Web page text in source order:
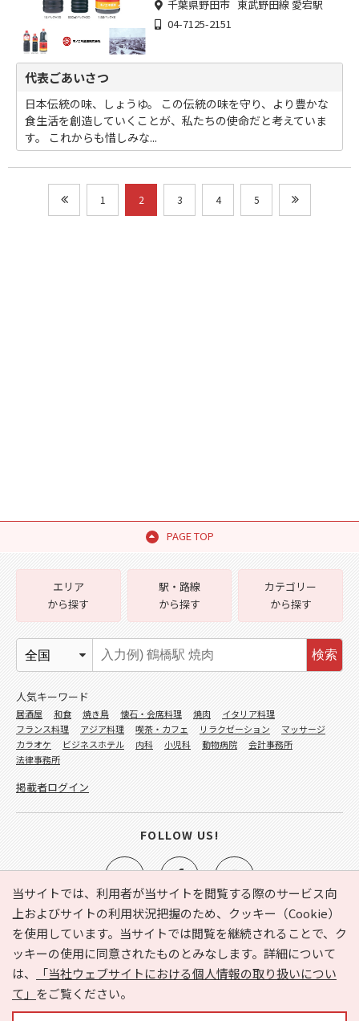
千葉県野田市 東武野田線 愛宕駅
04-7125-2151
代表ごあいさつ
日本伝統の味、しょうゆ。 この伝統の味を守り、より豊かな
食生活を創造していくことが、私たちの使命だと考えていま
す。 これからも惜しみな...
1 2 3 4 5
PAGE TOP
当サイトでは、利用者が当サイトを閲覧する際のサービス向
上およびサイトの利用状況把握のため、クッキー（Cookie）
を使用しています。当サイトでは閲覧を継続されることで、ク
ッキーの使用に同意されたものとみなします。詳細について
は、
「当社ウェブサイトにおける個人情報の取り扱いについ
て」 をご覧ください。
e-NAVITA（イーナビタ）とは？ お気に入り
ヘルプ
利用規約
個人情報の取り扱いについて
運営会社
サイトマップ
広告掲載に関するお問い合わせ
エリア
から探す
駅・路線
から探す
カテゴリー
から探す
検索
人気キーワード
居酒屋 和食 焼き鳥 懐石・会席料理 焼肉
イタリア料理
フランス料理
アジア料理 喫茶・カフェ リラクゼーション
マッサージ
カラオケ
ビジネスホテル 内科 小児科 動物病院
会計事務所
法律事務所
掲載者ログイン
FOLLOW US!